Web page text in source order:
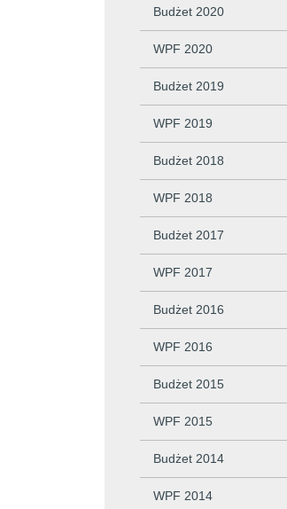
Budżet 2020
WPF 2020
Budżet 2019
WPF 2019
Budżet 2018
WPF 2018
Budżet 2017
WPF 2017
Budżet 2016
WPF 2016
Budżet 2015
WPF 2015
Budżet 2014
WPF 2014